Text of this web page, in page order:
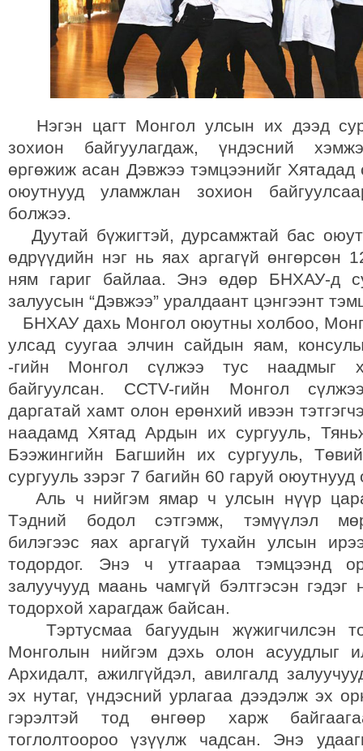
Нэгэн цагт Монгол улсын их дээд
зохион байгуулагдаж, үндэсний
өргөжиж асан Дэвжээ тэмцээнийг
оюутнууд уламжлан зохион
болжээ.
Дуутай бүжигтэй, дурсамжтай бас
өдрүүдийн нэг нь яах аргагүй өнгөрсөн
ням гариг байлаа. Энэ өдөр БНХАУ-д
залуусын “Дэвжээ” уралдаант цэнгээнт
БНХАУ дахь Монгол оюутны холбоо,
улсад суугаа элчин сайдын яам,
-гийн Монгол сүлжээ тус наадмыг
байгуулсан. ССТV-гийн Монгол
даргатай хамт олон ерөнхий ивээн
наадамд Хятад Ардын их сургууль,
Бээжингийн Багшийн их сургууль,
сургууль зэрэг 7 багийн 60 гаруй
Аль ч нийгэм ямар ч улсын нүүр
Тэдний бодол сэтгэмж, тэмүүлэл
билэгээс яах аргагүй тухайн улсын
тодордог. Энэ ч утгаараа тэмцээнд
залуучууд маань чамгүй бэлтгэсэн
тодорхой харагдаж байсан.
Тэртусмаа багуудын жүжигчилсэн
Монголын нийгэм дэхь олон асуудлыг
Архидалт, ажилгүйдэл, авилгалд
эх нутаг, үндэсний урлагаа дээдэлж эх
гэрэлтэй тод өнгөөр харж
тоглолтоороо үзүүлж чадсан. Энэ